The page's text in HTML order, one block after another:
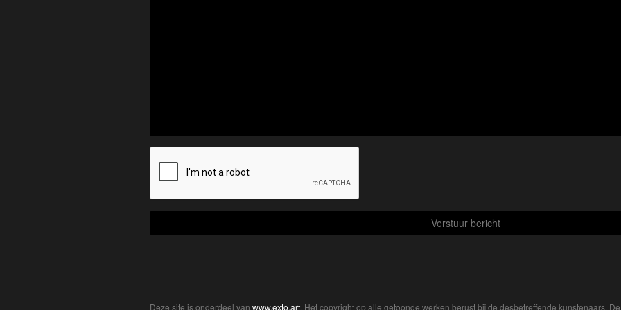
Deze site is onderdeel van www.exto.art . Het copyright op alle getoonde werken berust bij de desbetreffende kunstenaars.